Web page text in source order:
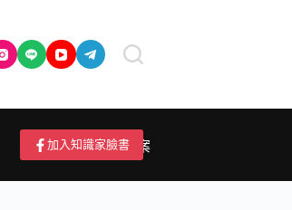
成為作者/投稿/提案
加入知識家臉書